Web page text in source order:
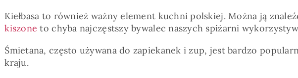
Kiełbasa to również ważny element kuchni polskiej. Można ją
kiszone to chyba najczęstszy bywalec naszych spiżarni
Śmietana, często używana do zapiekanek i zup, jest bardzo
kraju.